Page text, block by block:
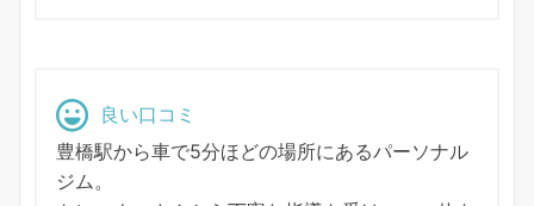
良い口コミ
豊橋駅から車で5分ほどの場所にあるパーソナル
ジム。